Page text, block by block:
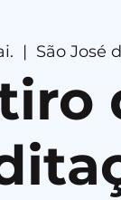
  |
São José